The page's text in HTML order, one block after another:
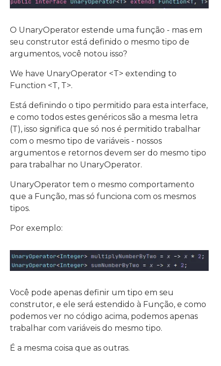
O UnaryOperator estende uma função - mas em
seu construtor está definido o mesmo tipo de
argumentos, você notou isso?
We have UnaryOperator <T> extending to
Function <T, T>.
Está definindo o tipo permitido para esta interface,
e como todos estes genéricos são a mesma letra
(T), isso significa que só nos é permitido trabalhar
com o mesmo tipo de variáveis - nossos
argumentos e retornos devem ser do mesmo tipo
para trabalhar no UnaryOperator.
UnaryOperator tem o mesmo comportamento
que a Função, mas só funciona com os mesmos
tipos.
Por exemplo:
Você pode apenas definir um tipo em seu
construtor, e ele será estendido à Função, e como
podemos ver no código acima, podemos apenas
trabalhar com variáveis do mesmo tipo.
É a mesma coisa que as outras.